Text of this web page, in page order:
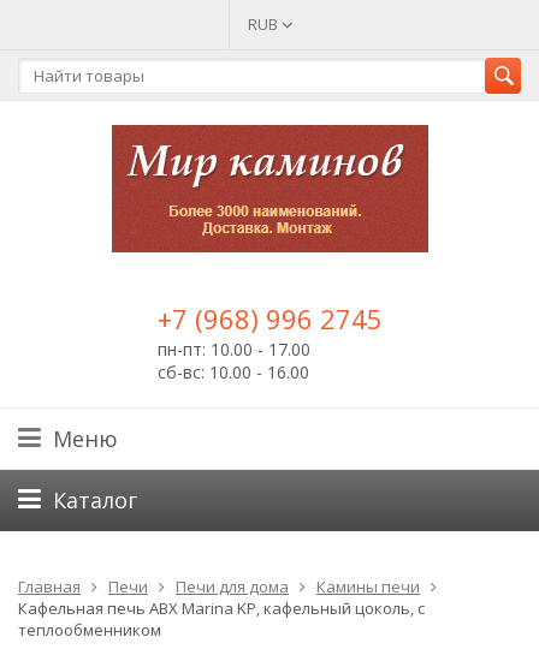
RUB
+7 (968) 996 2745
пн-пт: 10.00 - 17.00
сб-вс: 10.00 - 16.00
Меню
Каталог
Главная Печи Печи для дома
Камины печи
Кафельная печь ABX Marina KP, кафельный цоколь, с
теплообменником